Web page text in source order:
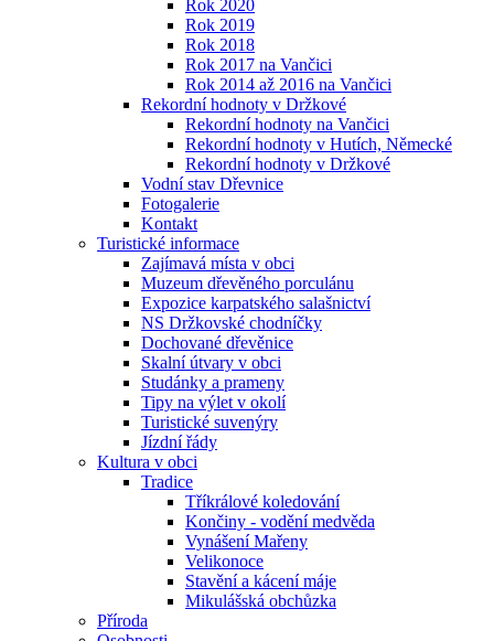
Rok 2020
Rok 2019
Rok 2018
Rok 2017 na Vančici
Rok 2014 až 2016 na Vančici
Rekordní hodnoty v Držkové
Rekordní hodnoty na Vančici
Rekordní hodnoty v Hutích, Německé
Rekordní hodnoty v Držkové
Vodní stav Dřevnice
Fotogalerie
Kontakt
Turistické informace
Zajímavá místa v obci
Muzeum dřevěného porculánu
Expozice karpatského salašnictví
NS Držkovské chodníčky
Dochované dřevěnice
Skalní útvary v obci
Studánky a prameny
Tipy na výlet v okolí
Turistické suvenýry
Jízdní řády
Kultura v obci
Tradice
Tříkrálové koledování
Končiny - vodění medvěda
Vynášení Mařeny
Velikonoce
Stavění a kácení máje
Mikulášská obchůzka
Příroda